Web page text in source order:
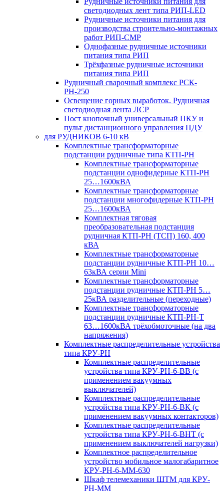
светодиодных лент типа РИП-LED
Рудничные источники питания для
производства строительно-монтажных
работ РИП-СМР
Однофазные рудничные источники
питания типа РИП
Трёхфазные рудничные источники
питания типа РИП
Рудничный сварочный комплекс РСК-
РН-250
Освещение горных выработок. Рудничная
светодиодная лента ЛСР
Пост кнопочный универсальный ПКУ и
пульт дистанционного управления ПДУ
для РУДНИКОВ 6-10 кВ
Комплектные трансформаторные
подстанции рудничные типа КТП-РН
Комплектные трансформаторные
подстанции однофидерные КТП-РН
25…1600кВА
Комплектные трансформаторные
подстанции многофидерные КТП-РН
25…1600кВА
Комплектная тяговая
преобразовательная подстанция
рудничная КТП-РН (ТСП) 160, 400
кВА
Комплектные трансформаторные
подстанции рудничные КТП-РН 10…
63кВА серии Mini
Комплектные трансформаторные
подстанции рудничные КТП-РН 5…
25кВА разделительные (переходные)
Комплектные трансформаторные
подстанции рудничные КТП-РН-Т
63…1600кВА трёхобмоточные (на два
напряжения)
Комплектные распределительные устройства
типа КРУ-РН
Комплектные распределительные
устройства типа КРУ-РН-6-ВВ (с
применением вакуумных
выключателей)
Комплектные распределительные
устройства типа КРУ-РН-6-ВК (с
применением вакуумных контакторов)
Комплектные распределительные
устройства типа КРУ-РН-6-ВНТ (с
применением выключателей нагрузки)
Комплектное распределительное
устройство мобильное малогабаритное
КРУ-РН-6-ММ-630
Шкаф телемеханики ШТМ для КРУ-
РН-ММ